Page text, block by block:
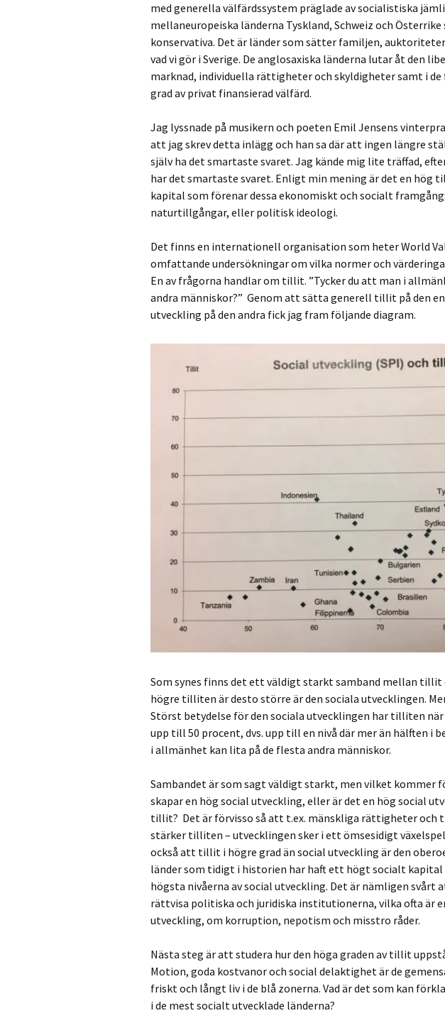
med generella välfärdssystem präglade av socialistiska
mellaneuropeiska länderna Tyskland, Schweiz och
konservativa. Det är länder som sätter familjen,
vad vi gör i Sverige. De anglosaxiska länderna lutar åt den
marknad, individuella rättigheter och skyldigheter samt i
grad av privat finansierad välfärd.
Jag lyssnade på musikern och poeten Emil Jensens
att jag skrev detta inlägg och han sa där att ingen längre
själv ha det smartaste svaret. Jag kände mig lite träffad,
har det smartaste svaret. Enligt min mening är det en hög
kapital som förenar dessa ekonomiskt och socialt
naturtillgångar, eller politisk ideologi.
Det finns en internationell organisation som heter World
omfattande undersökningar om vilka normer och
En av frågorna handlar om tillit. ”Tycker du att man i
andra människor?” Genom att sätta generell tillit på den
utveckling på den andra fick jag fram följande diagram.
Som synes finns det ett väldigt starkt samband mellan tillit
högre tilliten är desto större är den sociala utvecklingen.
Störst betydelse för den sociala utvecklingen har tilliten när
upp till 50 procent, dvs. upp till en nivå där mer än hälften i
i allmänhet kan lita på de flesta andra människor.
Sambandet är som sagt väldigt starkt, men vilket kommer
skapar en hög social utveckling, eller är det en hög social
tillit? Det är förvisso så att t.ex. mänskliga rättigheter
stärker tilliten – utvecklingen sker i ett ömsesidigt
också att tillit i högre grad än social utveckling är den
länder som tidigt i historien har haft ett högt socialt kapital
högsta nivåerna av social utveckling. Det är nämligen svårt
rättvisa politiska och juridiska institutionerna, vilka ofta är
utveckling, om korruption, nepotism och misstro råder.
Nästa steg är att studera hur den höga graden av tillit
Motion, goda kostvanor och social delaktighet är de
friskt och långt liv i de blå zonerna. Vad är det som kan
i de mest socialt utvecklade länderna?